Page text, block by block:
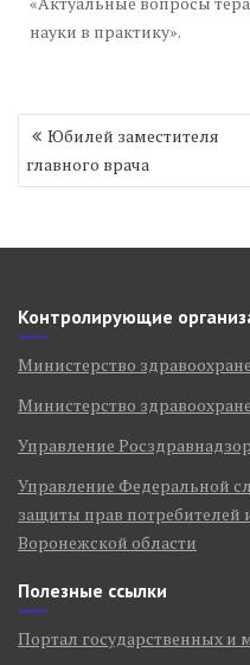
науки в практику».
Навигация
по
записям
Юбилей заместителя
главного врача
Контролирующие
Министерство
Министерство
Управление
Управление Федеральной
защиты прав потребителей
Воронежской области
Полезные ссылки
Портал государственных и